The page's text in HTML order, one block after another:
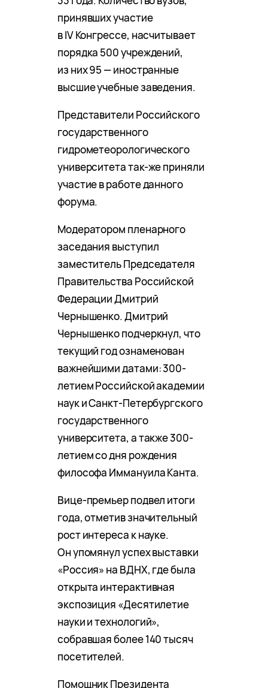
принявших участие
в IV Конгрессе, насчитывает
порядка 500 учреждений,
из них 95 — иностранные
высшие учебные заведения.
Представители Российского
государственного
гидрометеорологического
университета так-же приняли
участие в работе данного
форума.
Модератором пленарного
заседания выступил
заместитель Председателя
Правительства Российской
Федерации Дмитрий
Чернышенко. Дмитрий
Чернышенко подчеркнул, что
текущий год ознаменован
важнейшими датами: 300-
летием Российской академии
наук и Санкт-Петербургского
государственного
университета, а также 300-
летием со дня рождения
философа Иммануила Канта.
Вице-премьер подвел итоги
года, отметив значительный
рост интереса к науке.
Он упомянул успех выставки
«Россия» на ВДНХ, где была
открыта интерактивная
экспозиция «Десятилетие
науки и технологий»,
собравшая более 140 тысяч
посетителей.
Помощник Президента